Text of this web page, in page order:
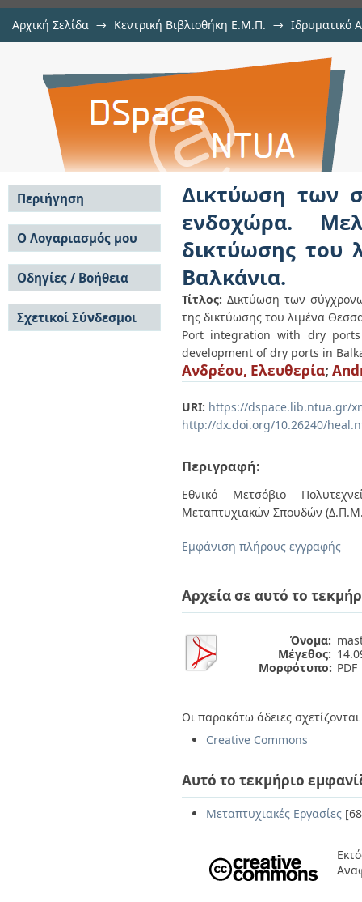
Αρχική Σελίδα → Κεντρική Βιβλιοθήκη Ε.Μ.Π. → Ιδρυματικό
Δικτύωση των σύγχρονων
περίπτωσης: Διερεύνηση της
ports στα Βαλκάνια.
Δικτύωση των
ενδοχώρα.
δικτύωσης του
Βαλκάνια.
Τίτλος: Δικτύωση των
της δικτύωσης του λιμένα
Port integration with dry
development of dry ports in
Ανδρέου, Ελευθερία;
URI: https://dspace.lib.ntua.gr/
http://dx.doi.org/10.26240/
Περιγραφή:
Εθνικό Μετσόβιο
Μεταπτυχιακών Σπουδών
Εμφάνιση πλήρους εγγραφής
Αρχεία σε αυτό το
Όνομα:
Μέγεθος:
Μορφότυπο: PDF
Οι παρακάτω άδειες
Creative Commons
Αυτό το τεκμήριο
Μεταπτυχιακές Εργασίες
Περιήγηση
Σε όλο το DSpace
Κοινότητες & Συλλογές
Ανά Ημερομηνία
Έκδοσης
Συγγραφείς
Τίτλοι
Θέματα
Ο Λογαριασμός μου
Σύνδεση
Εγγραφή
Οδηγίες / Βοήθεια
Οδηγίες Υποβολής
Οδηγίες Χρήσης ΙΑ
Συχνές Ερωτήσεις
Σχετικοί Σύνδεσμοι